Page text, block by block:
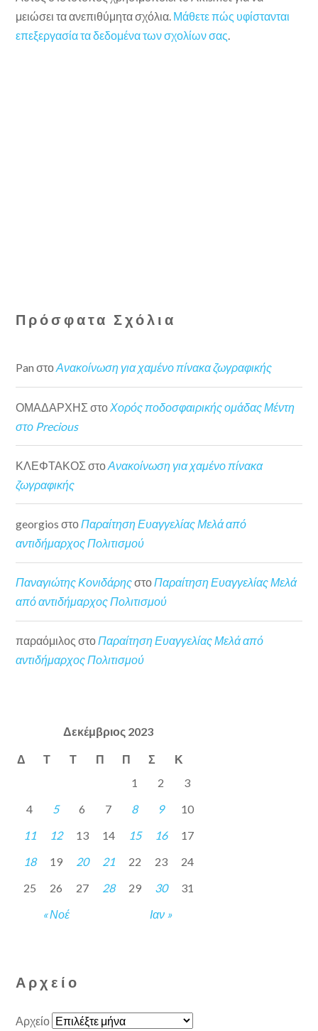
μειώσει τα ανεπιθύμητα σχόλια. Μάθετε πώς υφίστανται
επεξεργασία τα δεδομένα των σχολίων σας
Πρόσφατα Σχόλια
Pan στοΑνακοίνωση για χαμένο πίνακα ζωγραφικής
ΟΜΑΔΑΡΧΗΣ στο Χορός ποδοσφαιρικής ομάδας Μέντη
στο Precious
ΚΛΕΦΤΑΚΟΣ στοΑνακοίνωση για χαμένο πίνακα
ζωγραφικής
georgios στοΠαραίτηση Ευαγγελίας Μελά από
αντιδήμαρχος Πολιτισμού
Παναγιώτης ΚονιδάρηςστοΠαραίτηση Ευαγγελίας Μελά
από αντιδήμαρχος Πολιτισμού
παραόμιλος στοΠαραίτηση Ευαγγελίας Μελά από
αντιδήμαρχος Πολιτισμού
Δεκέμβριος 2023
Δ Τ Τ Π Π Σ Κ
« Νοέ Ιαν »
1 2
3
4
5 6 7 8 9
10
11
12 13 14 15 16
17
18
19 20 21 22 23
24
25
26 27 28 29 30 31
Αρχείο
Αρχείο